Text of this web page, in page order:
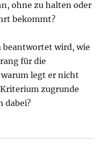
ohne zu halten oder
bekommt?
beantwortet wird, wie
für die
warum legt er nicht
zugrunde
dabei?
für die